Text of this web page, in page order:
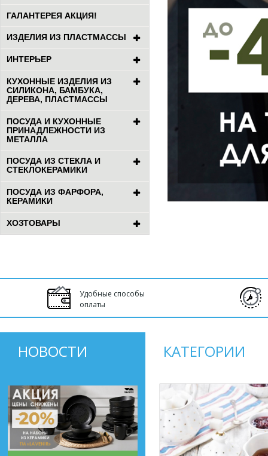
ГАЛАНТЕРЕЯ АКЦИЯ!
ИЗДЕЛИЯ ИЗ ПЛАСТМАССЫ
ИНТЕРЬЕР
КУХОННЫЕ ИЗДЕЛИЯ ИЗ
СИЛИКОНА, БАМБУКА,
ДЕРЕВА, ПЛАСТМАССЫ
ПОСУДА И КУХОННЫЕ
ПРИНАДЛЕЖНОСТИ ИЗ
МЕТАЛЛА
ПОСУДА ИЗ СТЕКЛА И
СТЕКЛОКЕРАМИКИ
ПОСУДА ИЗ ФАРФОРА,
КЕРАМИКИ
ХОЗТОВАРЫ
Удобные способы
оплаты
НОВОСТИ КАТЕГОРИИ